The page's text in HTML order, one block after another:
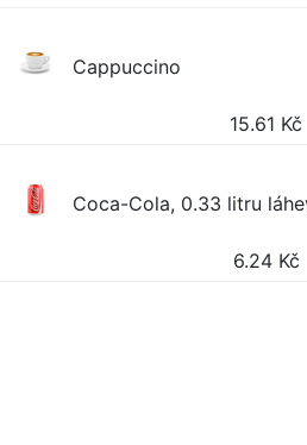
Cappuccino
15.61 Kč
Coca-Cola, 0.33 litru
6.24 Kč